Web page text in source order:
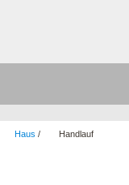
Haus / Handlauf